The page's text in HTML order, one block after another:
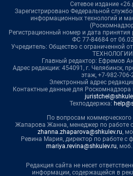
Сетевое издание
Зарегистрировано Федеральной
информационных технологий и
Регистрационный номер и дата
ФС 77-84684 от
Учредитель: Общество с ограниченной
Главный редактор: Ефремов
Адрес редакции: 454091, г. Челябинск,
этаж, +7-982-706-
Электронный адрес
Контактные данные для Роскомнадзора
Техподдержка:
По вопросам коммерческого
Жапарова Жанна, менеджер по работе
zhanna.zhaparova@shkulev.ru,
Ревина Мария, директор по работе с
mariya.revina@shkulev.ru,
Редакция сайта не несет
информации, содержащейся в